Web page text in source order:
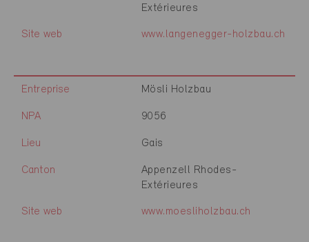
Extérieures
Site web www.langenegger-holzbau.ch
Entreprise Mösli Holzbau
NPA 9056
Lieu Gais
Canton
Appenzell Rhodes-
Extérieures
Site web www.moesliholzbau.ch